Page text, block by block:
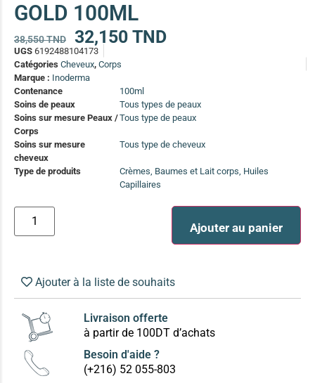
(13)
Soin anti-pelliculaire(12)
Soin pointes cassantes et fourchues
Soins Solaires Ciblés
Pour chaque type de peau, une solution
Soins cibés adultes(67)
Soins ciblé bébé (0-5 ans)(4)
Soins ciblé enfants / adolescent (5-18 ans) (3)
Soins ciblés famille(4)
GOLD 100ML
38,550TND 32,150 TND
UGS 6192488104173
Catégories Cheveux, Corps
Marque : Inoderma
Contenance
100ml
Soins de peaux
Tous types de peaux
Soins sur mesure Peaux /
Corps
Tous type de peaux
Soins sur mesure
cheveux
Tous type de cheveux
Type de produits
Crèmes, Baumes et Lait corps, Huiles
Capillaires
Ajouter au panier
Ajouter à la liste de souhaits
Livraison offerte
à partir de 100DT d’achats
Besoin d'aide ?
(+216) 52 055-803